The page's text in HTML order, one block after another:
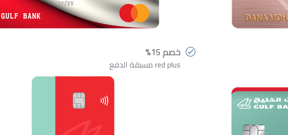
خصم 15%
red plus مسبقة الدفع